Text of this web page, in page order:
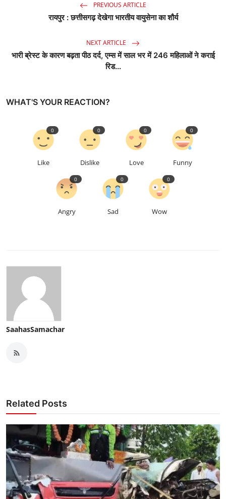
PREVIOUS ARTICLE
रायपुर : छत्तीसगढ़ देखेगा भारतीय वायुसेना का शौर्य
NEXT ARTICLE
भारी ब्रेस्ट के कारण बढ़ता पीठ दर्द, एम्स में साल भर में 246 महिलाओं ने कराई
रिड...
WHAT'S YOUR REACTION?
Like
0
Dislike
0
Love
0
Funny
0
Angry
0
Sad
0
Wow
0
SaahasSamachar
Related Posts